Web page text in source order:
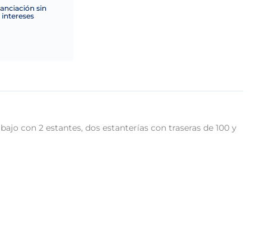
sin
intereses
con 2 estantes, dos estanterías con traseras de 100 y